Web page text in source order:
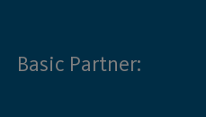
Basic Partner: